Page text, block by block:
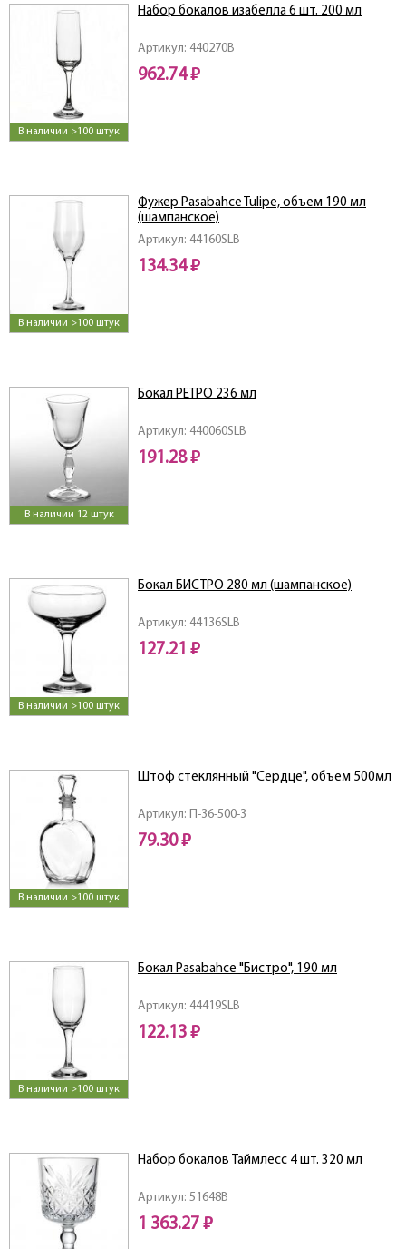
В наличии >100 штук
Артикул: 440270B
Набор бокалов изабелла 6 шт. 200 мл
962.74 ₽
В наличии >100 штук
Артикул: 44160SLB
Фужер Pasabahce Tulipe, объем 190 мл
(шампанское)
134.34 ₽
В наличии 12 штук
Артикул: 440060SLB
Бокал РЕТРО 236 мл
191.28 ₽
В наличии >100 штук
Артикул: 44136SLB
Бокал БИСТРО 280 мл (шампанское)
127.21 ₽
В наличии >100 штук
Артикул: П-36-500-3
Штоф стеклянный "Сердце", объем 500мл
79.30 ₽
В наличии >100 штук
Артикул: 44419SLB
Бокал Pasabahce "Бистро", 190 мл
122.13 ₽
Артикул: 51648B
Набор бокалов Таймлесс 4 шт. 320 мл
1 363.27 ₽